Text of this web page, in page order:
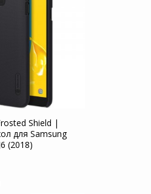
Shield |
для Samsung
(2018)